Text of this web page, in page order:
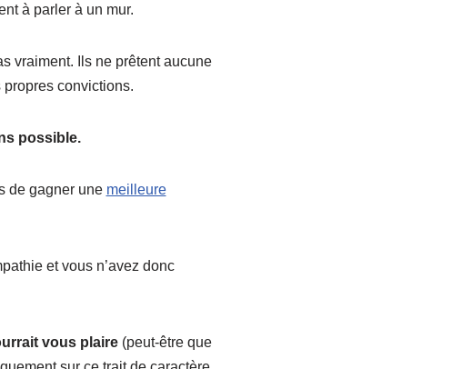
à parler à un mur.
vraiment. Ils ne prêtent aucune
convictions.
possible.
de gagner une meilleure
et vous n’avez donc
vous plaire(peut-être que